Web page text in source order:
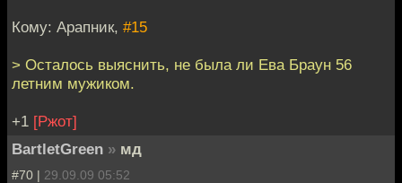
Кому: Арапник, #15
> Осталось выяснить, не была ли Ева Браун 56
летним мужиком.
+1 [Ржот]
BartletGreen » мд
#70 | 29.09.09 05:52